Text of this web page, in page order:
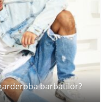
barbatilor?